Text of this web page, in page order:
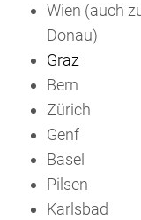
Wien (auch
Donau)
Graz
Bern
Zürich
Genf
Basel
Pilsen
Karlsbad